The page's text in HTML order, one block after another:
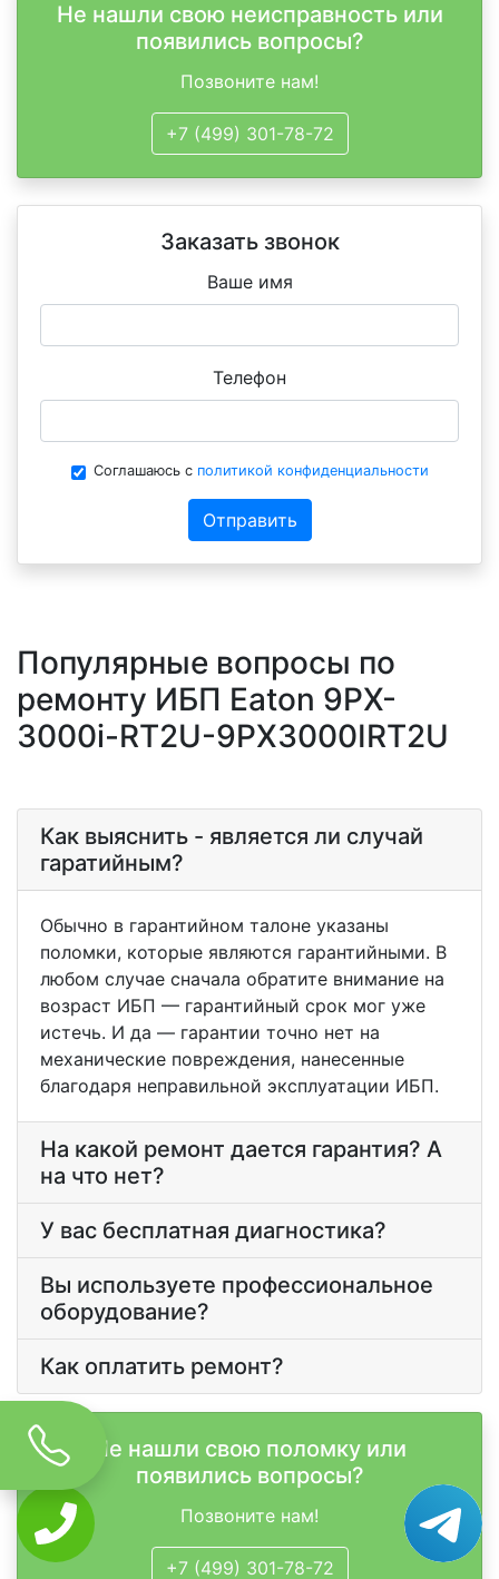
Не нашли свою неисправность или
появились вопросы?
Позвоните нам!
+7 (499) 301-78-72
Заказать звонок
Ваше имя
Телефон
Соглашаюсь с политикой конфиденциальности
Отправить
Популярные вопросы по
ремонту ИБП Eaton 9PX-
3000i-RT2U-9PX3000IRT2U
Как выяснить - является ли случай
гаратийным?
Обычно в гарантийном талоне указаны
поломки, которые являются гарантийными. В
любом случае сначала обратите внимание на
возраст ИБП — гарантийный срок мог уже
истечь. И да — гарантии точно нет на
механические повреждения, нанесенные
благодаря неправильной эксплуатации ИБП.
На какой ремонт дается гарантия? А
на что нет?
У вас бесплатная диагностика?
Вы используете профессиональное
оборудование?
Как оплатить ремонт?
Не нашли свою поломку или
появились вопросы?
Позвоните нам!
+7 (499) 301-78-72